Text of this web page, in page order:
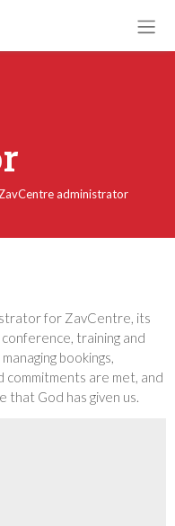
ZavCentre administrator
for ZavCentre, its
training and
bookings,
commitments are met, and
God has given us.